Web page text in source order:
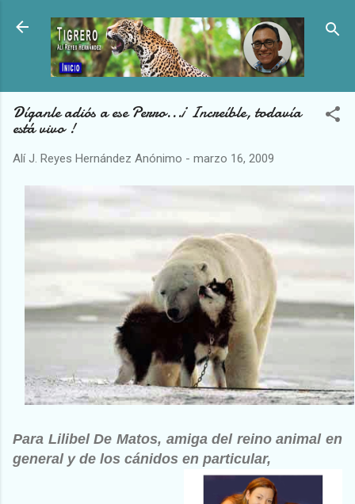
Ir al contenido principal
Díganle adiós a ese Perro...¡ Increíble, todavía
está vivo !
Alí J. Reyes Hernández Anónimo - marzo 16, 2009
Para Lilibel De Matos, amiga del reino animal en
general y de los cánidos en particular,